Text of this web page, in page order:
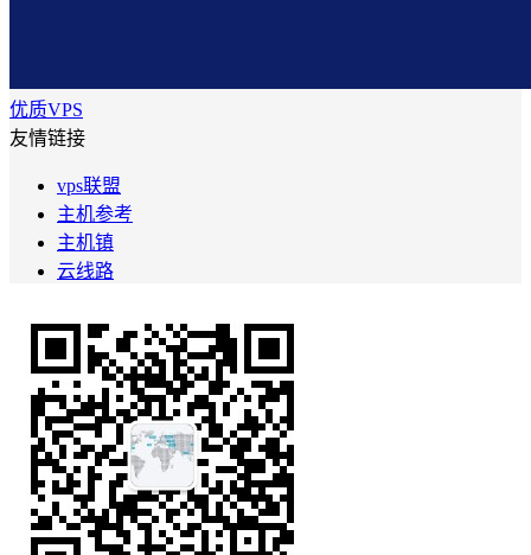
优质VPS
友情链接
vps联盟
主机参考
主机镇
云线路